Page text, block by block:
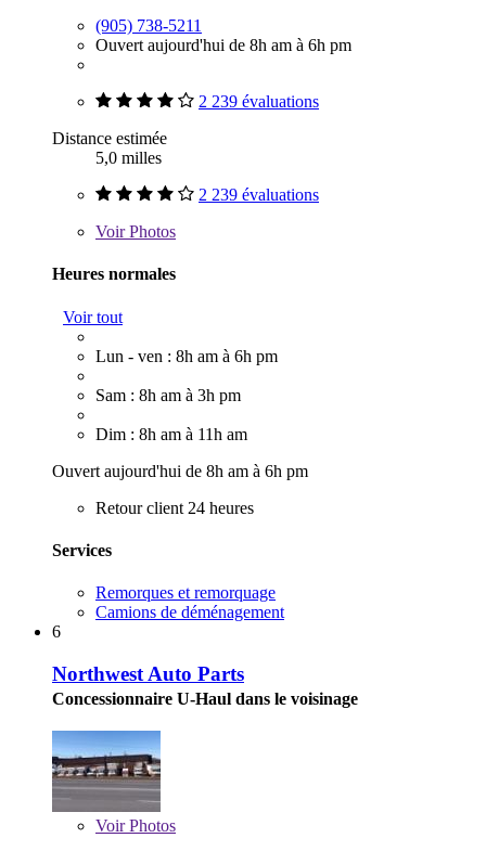
(905) 738-5211
Ouvert aujourd'hui de 8h am à 6h pm
2 239 évaluations
Distance estimée
5,0 milles
2 239 évaluations
VoirPhotos
Heures normales
Voir tout
Lun - ven : 8h am à 6h pm
Sam : 8h am à 3h pm
Dim : 8h am à 11h am
Ouvert aujourd'hui de 8h am à 6h pm
Retour client 24 heures
Services
Remorques et remorquage
Camions de déménagement
6
Northwest Auto Parts
Concessionnaire U-Haul dans le voisinage
VoirPhotos